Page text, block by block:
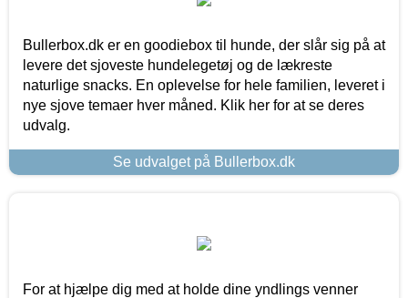
Bullerbox.dk er en goodiebox til hunde, der slår sig på at
levere det sjoveste hundelegetøj og de lækreste
naturlige snacks. En oplevelse for hele familien, leveret i
nye sjove temaer hver måned. Klik her for at se deres
udvalg.
Se udvalget på Bullerbox.dk
For at hjælpe dig med at holde dine yndlings venner